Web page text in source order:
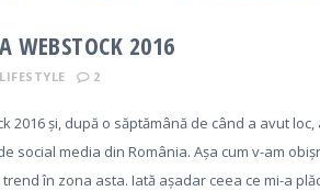
WEBSTOCK 2016
LIFESTYLE 2
2016 și, după o săptămână de când a avut
social media din România. Așa cum v-am
în zona asta. Iată așadar ceea ce mi-a